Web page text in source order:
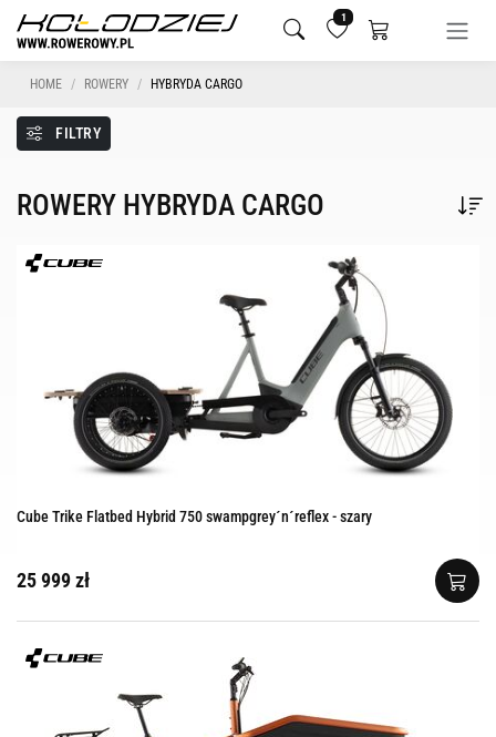
1
HOME ROWERY HYBRYDA CARGO
FILTRY
ROWERY HYBRYDA CARGO
Cube Trike Flatbed Hybrid 750 swampgrey´n´reflex - szary
25 999 zł